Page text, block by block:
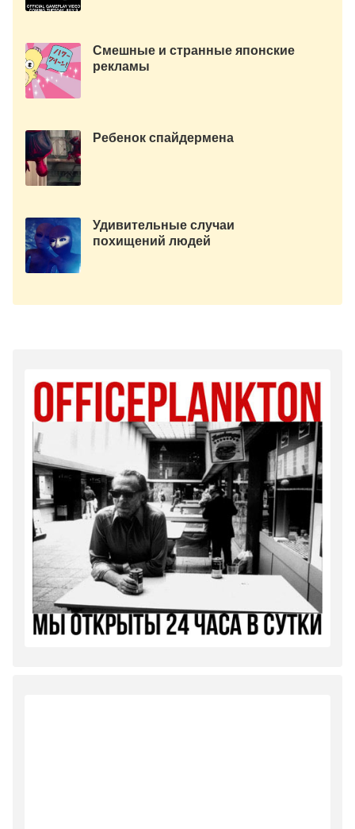
Смешные и странные японские
рекламы
Ребенок спайдермена
Удивительные случаи
похищений людей